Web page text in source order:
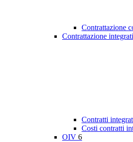
Contrattazione
Contrattazione
Contratti
Costi contratti
OIV 6